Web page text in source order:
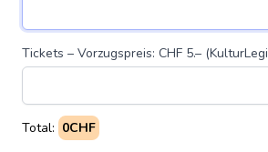
Tickets – Vorzugspreis: CHF 5.–
Total: 0CHF